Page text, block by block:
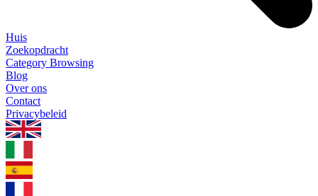
Huis
Zoekopdracht
Category Browsing
Blog
Over ons
Contact
Privacybeleid